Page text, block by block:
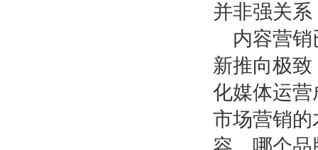
并非强关
内容营
新推向极
化媒体运
市场营销